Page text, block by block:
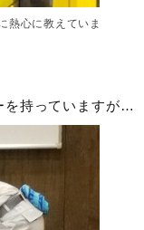
熱心に教えていま
を持っていますが…